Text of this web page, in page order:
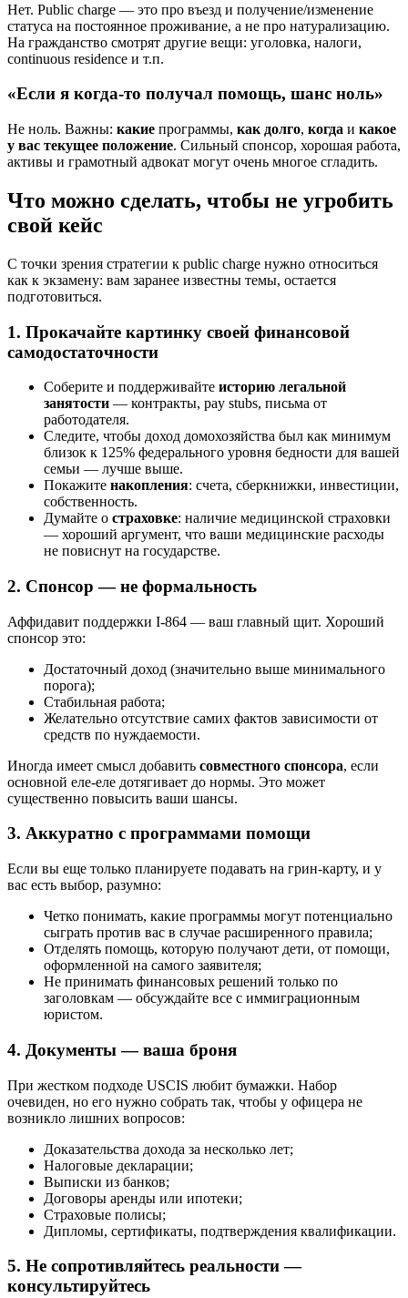
Нет. Public charge — это про въезд и получение/изменение
статуса на постоянное проживание, а не про натурализацию.
На гражданство смотрят другие вещи: уголовка, налоги,
continuous residence и т.п.
«Если я когда-то получал помощь, шанс ноль»
Не ноль. Важны: какие программы, как долго, когда и какое
у вас текущее положение. Сильный спонсор, хорошая работа,
активы и грамотный адвокат могут очень многое сгладить.
Что можно сделать, чтобы не угробить
свой кейс
С точки зрения стратегии к public charge нужно относиться
как к экзамену: вам заранее известны темы, остается
подготовиться.
1. Прокачайте картинку своей финансовой
самодостаточности
Соберите и поддерживайте историю легальной
занятости — контракты, pay stubs, письма от
работодателя.
Следите, чтобы доход домохозяйства был как минимум
близок к 125% федерального уровня бедности для вашей
семьи — лучше выше.
Покажите накопления: счета, сберкнижки, инвестиции,
собственность.
Думайте о страховке: наличие медицинской страховки
— хороший аргумент, что ваши медицинские расходы
не повиснут на государстве.
2. Спонсор — не формальность
Аффидавит поддержки I-864 — ваш главный щит. Хороший
спонсор это:
Достаточный доход (значительно выше минимального
порога);
Стабильная работа;
Желательно отсутствие самих фактов зависимости от
средств по нуждаемости.
Иногда имеет смысл добавить совместного спонсора, если
основной еле-еле дотягивает до нормы. Это может
существенно повысить ваши шансы.
3. Аккуратно с программами помощи
Если вы еще только планируете подавать на грин-карту, и у
вас есть выбор, разумно:
Четко понимать, какие программы могут потенциально
сыграть против вас в случае расширенного правила;
Отделять помощь, которую получают дети, от помощи,
оформленной на самого заявителя;
Не принимать финансовых решений только по
заголовкам — обсуждайте все с иммиграционным
юристом.
4. Документы — ваша броня
При жестком подходе USCIS любит бумажки. Набор
очевиден, но его нужно собрать так, чтобы у офицера не
возникло лишних вопросов:
Доказательства дохода за несколько лет;
Налоговые декларации;
Выписки из банков;
Договоры аренды или ипотеки;
Страховые полисы;
Дипломы, сертификаты, подтверждения квалификации.
5. Не сопротивляйтесь реальности —
консультируйтесь